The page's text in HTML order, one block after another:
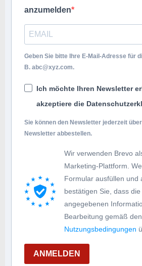
anzumelden
Geben Sie bitte Ihre E-Mail-Adresse für
B. abc@xyz.com.
Ich möchte Ihren Newsletter
akzeptiere die
Sie können den Newsletter jederzeit
Newsletter abbestellen.
Wir verwenden Brevo
Marketing-Plattform.
Formular ausfüllen und
bestätigen Sie, dass
angegebenen
Bearbeitung gemäß den
Nutzungsbedingungen
ANMELDEN